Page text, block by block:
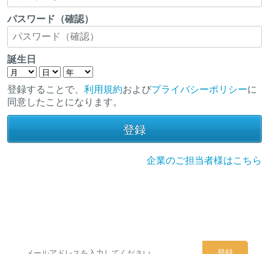
パスワード（確認）
誕生日
登録することで、 利用規約およびプライバシーポリシーに
同意したことになります。
企業のご担当者様はこちら